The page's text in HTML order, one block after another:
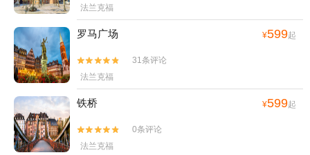
法兰克福
罗马广场 ¥599起


31条评论
法兰克福
铁桥 ¥599起


0条评论
法兰克福